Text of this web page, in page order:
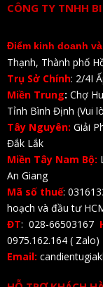
CÔNG TY TNHH
Điểm kinh doanh
Thạnh, Thành phố
Trụ Sở Chính: 2/4I
Miền Trung: Chợ
Tỉnh Bình Định (Vui
Tây Nguyên: Giải
Đắk Lắk
Miền Tây Nam Bộ:
An Giang
Mã số thuế:
hoạch và đầu tư
ĐT: 028-66503167
0975.162.164 ( Zalo)
Email: